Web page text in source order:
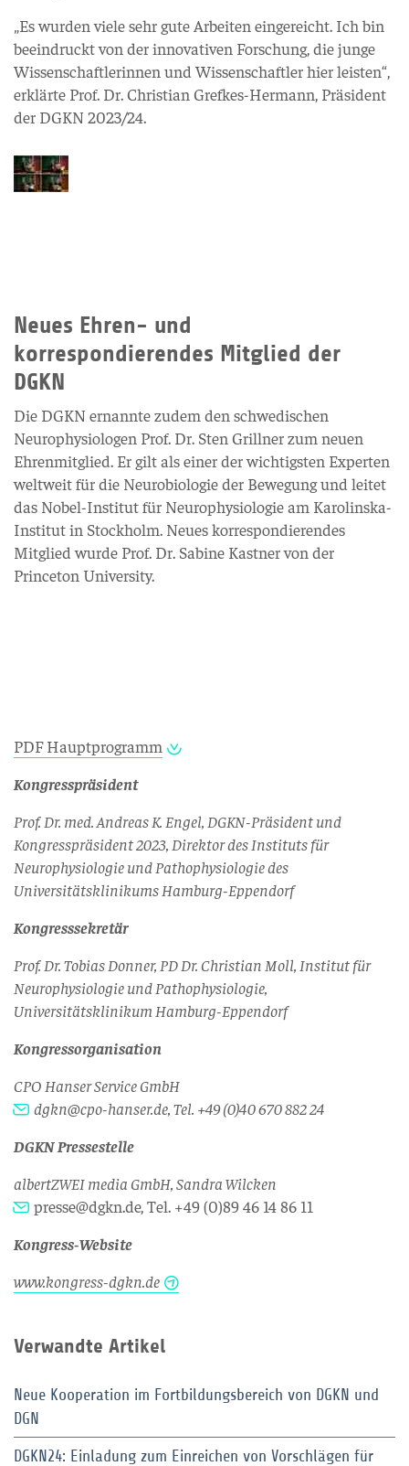
„Es wurden viele sehr gute Arbeiten eingereicht. Ich bin
beeindruckt von der innovativen Forschung, die junge
Wissenschaftlerinnen und Wissenschaftler hier leisten“,
erklärte Prof. Dr. Christian Grefkes-Hermann, Präsident
der DGKN 2023/24.
Neues Ehren- und
korrespondierendes Mitglied der
DGKN
Die DGKN ernannte zudem den schwedischen
Neurophysiologen Prof. Dr. Sten Grillner zum neuen
Ehrenmitglied. Er gilt als einer der wichtigsten Experten
weltweit für die Neurobiologie der Bewegung und leitet
das Nobel-Institut für Neurophysiologie am Karolinska-
Institut in Stockholm. Neues korrespondierendes
Mitglied wurde Prof. Dr. Sabine Kastner von der
Princeton University.
PDF Hauptprogramm
Kongresspräsident
Prof. Dr. med. Andreas K. Engel, DGKN-Präsident und
Kongresspräsident 2023, Direktor des Instituts für
Neurophysiologie und Pathophysiologie des
Universitätsklinikums Hamburg-Eppendorf
Kongresssekretär
Prof. Dr. Tobias Donner, PD Dr. Christian Moll, Institut für
Neurophysiologie und Pathophysiologie,
Universitätsklinikum Hamburg-Eppendorf
Kongressorganisation
CPO Hanser Service GmbH
dgkn@cpo-hanser.de, Tel. +49 (0)40 670 882 24
DGKN Pressestelle
albertZWEI media GmbH, Sandra Wilcken
presse@dgkn.de, Tel. +49 (0)89 46 14 86 11
Kongress-Website
www.kongress-dgkn.de
Verwandte Artikel
Neue Kooperation im Fortbildungsbereich von DGKN und
DGN
DGKN24: Einladung zum Einreichen von Vorschlägen für